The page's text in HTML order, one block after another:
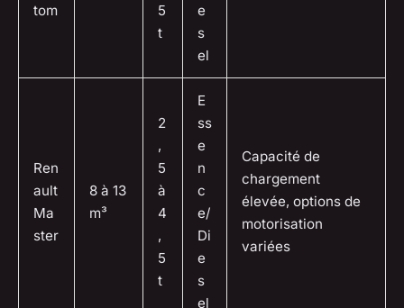
tom
5
t
e
s
el
Ren
ault
Ma
ster
8 à 13
m³
2
,
5
à
4
,
5
t
E
ss
e
n
c
e/
Di
e
s
el
Capacité de
chargement
élevée, options de
motorisation
variées